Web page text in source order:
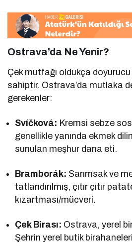
Ostrava’da Ne Yenir?
Çek mutfağı oldukça
sahiptir. Ostrava’da mutlaka
gerekenler:
Svíčková: Kremsi sebze
genellikle yanında ekmek
sunulan meşhur dana eti.
Bramborák: Sarımsak ve
tatlandırılmış, çıtır çıtır
kızartması/mücveri.
Çek Birası: Ostrava, yerel
Şehrin yerel butik